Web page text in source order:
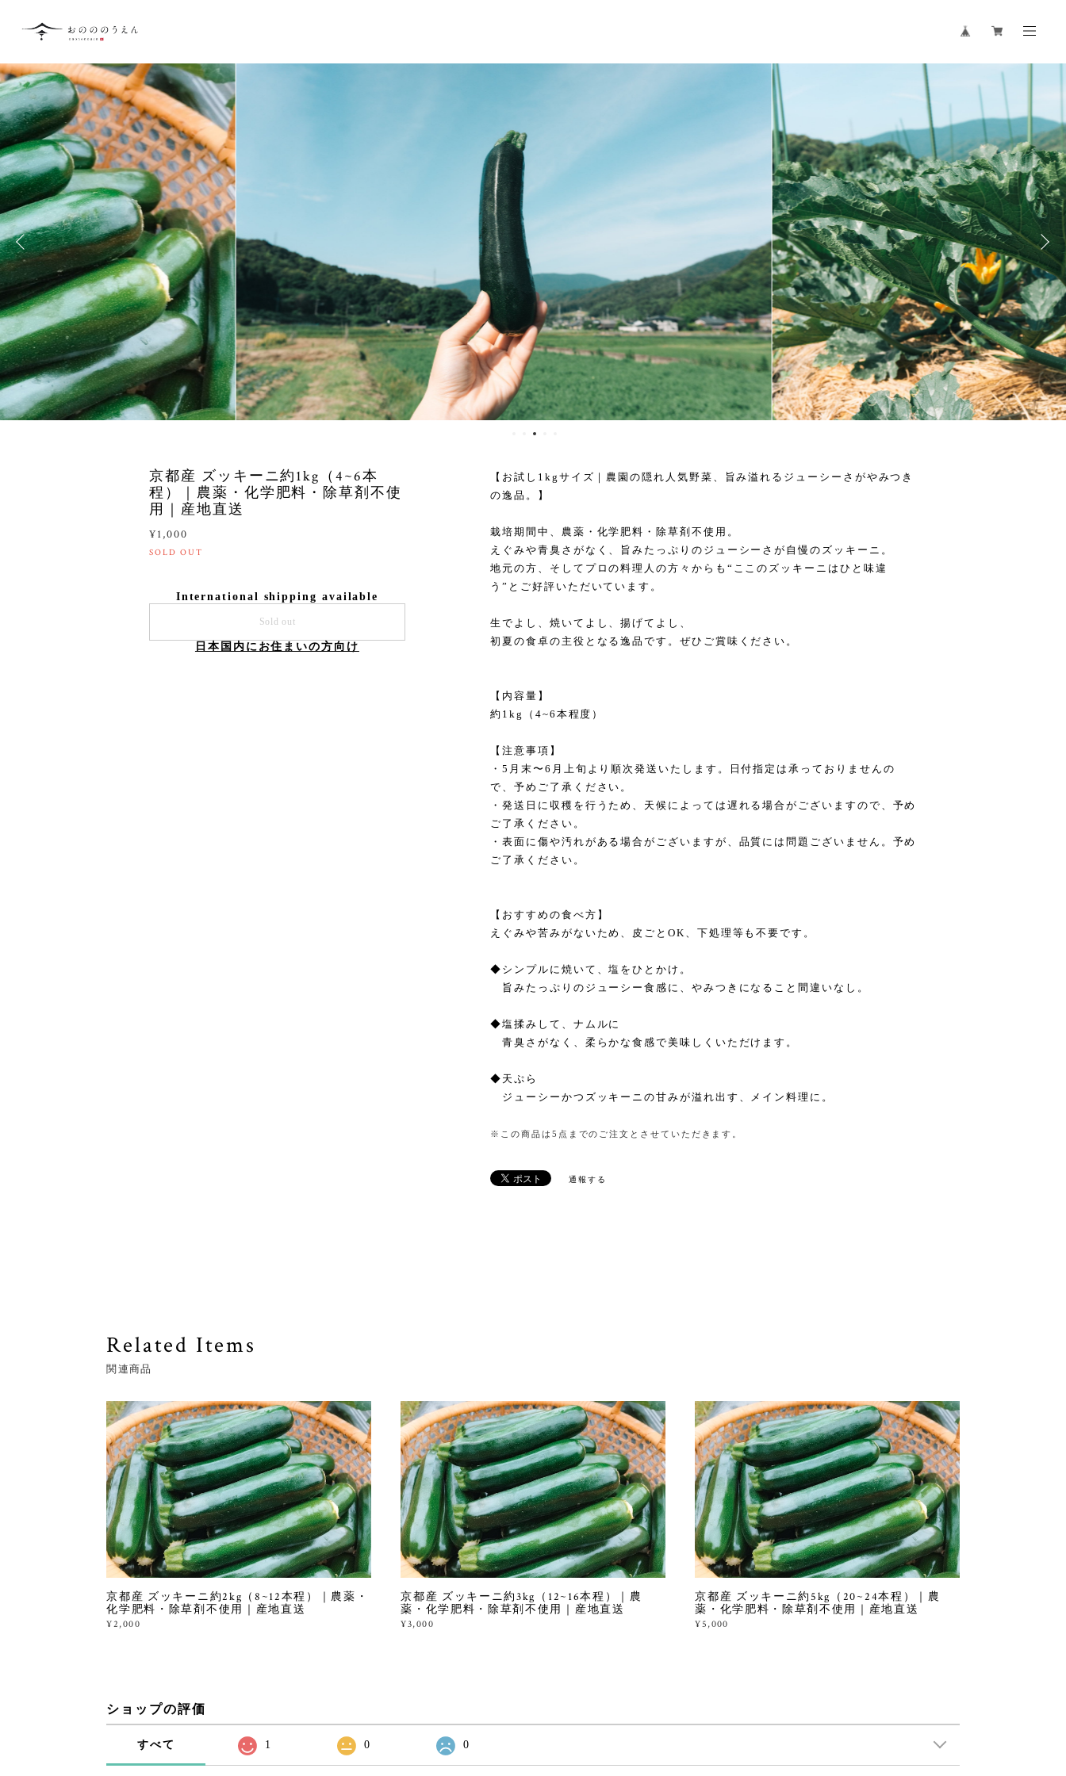
京都産 ズッキーニ約1kg（4~6本
程）｜農薬・化学肥料・除草剤不使
用｜産地直送
¥1,000
SOLD OUT
International shipping available
Sold out
日本国内にお住まいの方向け
【お試し1kgサイズ｜農園の隠れ人気野菜、旨み溢れるジューシーさがやみつき
の逸品。】
栽培期間中、農薬・化学肥料・除草剤不使用。
えぐみや青臭さがなく、旨みたっぷりのジューシーさが自慢のズッキーニ。
地元の方、そしてプロの料理人の方々からも“ここのズッキーニはひと味違
う”とご好評いただいています。
生でよし、焼いてよし、揚げてよし、
初夏の食卓の主役となる逸品です。ぜひご賞味ください。
【内容量】
約1kg（4~6本程度）
【注意事項】
・5月末〜6月上旬より順次発送いたします。日付指定は承っておりませんの
で、予めご了承ください。
・発送日に収穫を行うため、天候によっては遅れる場合がございますので、予め
ご了承ください。
・表面に傷や汚れがある場合がございますが、品質には問題ございません。予め
ご了承ください。
【おすすめの食べ方】
えぐみや苦みがないため、皮ごとOK、下処理等も不要です。
◆シンプルに焼いて、塩をひとかけ。
旨みたっぷりのジューシー食感に、やみつきになること間違いなし。
◆塩揉みして、ナムルに
青臭さがなく、柔らかな食感で美味しくいただけます。
◆天ぷら
ジューシーかつズッキーニの甘みが溢れ出す、メイン料理に。
※この商品は5点までのご注文とさせていただきます。
通報する
Related Items
関連商品
京都産 ズッキーニ約2kg（8~12本程）｜農薬・
化学肥料・除草剤不使用｜産地直送
¥2,000
京都産 ズッキーニ約3kg（12~16本程）｜農
薬・化学肥料・除草剤不使用｜産地直送
¥3,000
京都産 ズッキーニ約5kg（20~24本程）｜農
薬・化学肥料・除草剤不使用｜産地直送
¥5,000
ショップの評価
すべて 1 0 0